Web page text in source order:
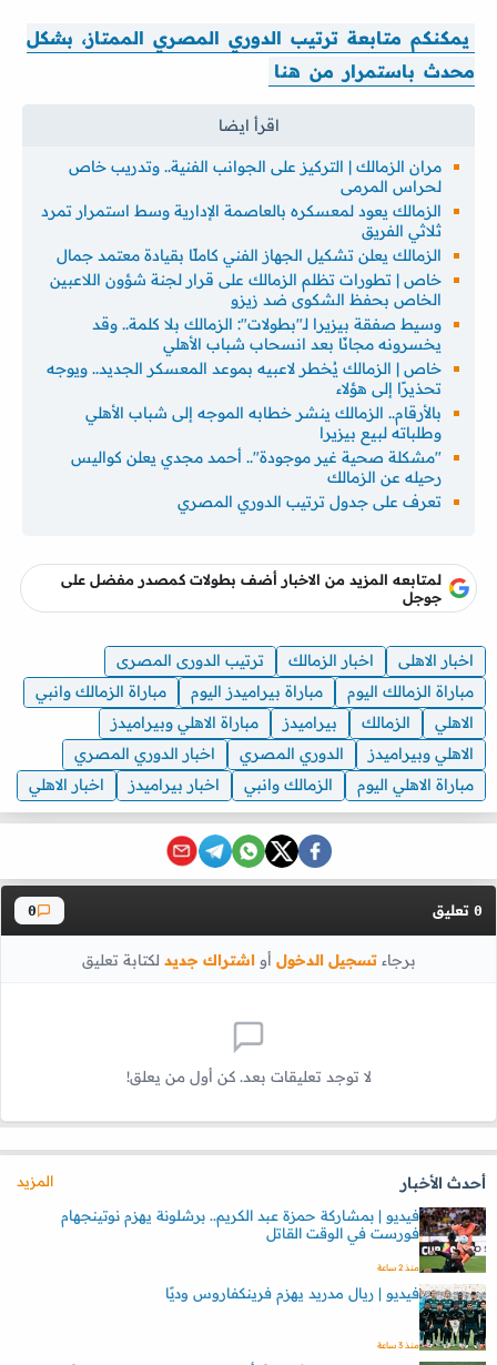
يمكنكم متابعة ترتيب الدوري المصري الممتاز، بشكل
محدث باستمرار من هنا
مران الزمالك | التركيز على الجوانب الفنية.. وتدريب خاص
لحراس المرمى
الزمالك يعود لمعسكره بالعاصمة الإدارية وسط استمرار تمرد
ثلاثي الفريق
الزمالك يعلن تشكيل الجهاز الفني كاملًا بقيادة معتمد جمال
خاص | تطورات تظلم الزمالك على قرار لجنة شؤون اللاعبين
الخاص بحفظ الشكوى ضد زيزو
وسيط صفقة بيزيرا لـ"بطولات": الزمالك بلا كلمة.. وقد
يخسرونه مجانًا بعد انسحاب شباب الأهلي
خاص | الزمالك يُخطر لاعبيه بموعد المعسكر الجديد.. ويوجه
تحذيرًا إلى هؤلاء
بالأرقام.. الزمالك ينشر خطابه الموجه إلى شباب الأهلي
وطلباته لبيع بيزيرا
"مشكلة صحية غير موجودة".. أحمد مجدي يعلن كواليس
رحيله عن الزمالك
تعرف على جدول ترتيب الدوري المصري
لمتابعه المزيد من الاخبار أضف بطولات كمصدر مفضل على
جوجل
اخبار الاهلى اخبار الزمالك
ترتيب الدورى المصرى
مباراة الزمالك اليوم
مباراة بيراميدز اليوم
مباراة الزمالك وانبي
الاهلي
الزمالك بيراميدز
مباراة الاهلي وبيراميدز
الاهلي وبيراميدز
الدوري المصري
اخبار الدوري المصري
مباراة الاهلي اليوم
الزمالك وانبي اخبار بيراميدز اخبار الاهلي
0 تعليق 0
برجاءتسجيل الدخول أواشتراك جديد لكتابة تعليق
لا توجد تعليقات بعد. كن أول من يعلق!
أحدث الأخبار
المزيد
فيديو | بمشاركة حمزة عبد الكريم.. برشلونة يهزم نوتينجهام
فورست في الوقت القاتل
منذ 2 ساعة
فيديو | ريال مدريد يهزم فرينكفاروس وديًا
منذ 3 ساعة